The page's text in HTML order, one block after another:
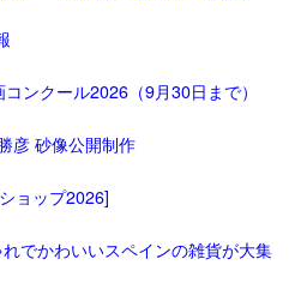
ンクール2026（9月30日まで）
彦 砂像公開制作
ョップ2026]
でかわいいスペインの雑貨が大集